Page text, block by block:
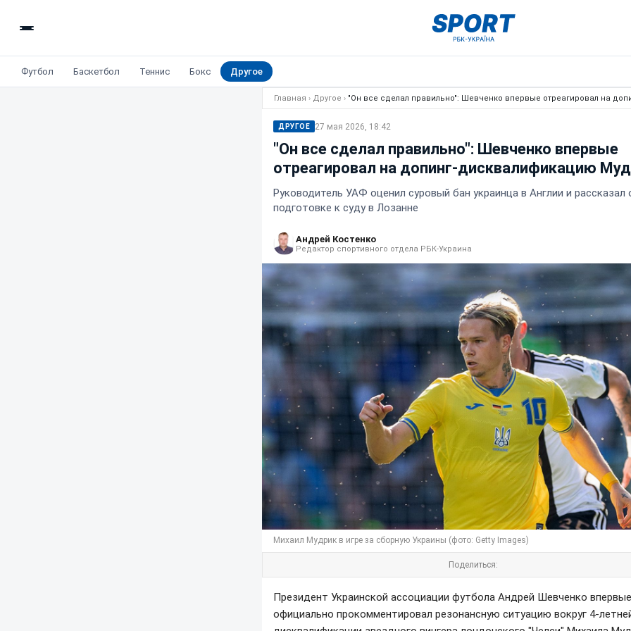
Футбол Баскетбол Теннис Бокс Другое
Главная › Другое › "Он все сделал правильно": Шевченко впервые отреагировал на
ДРУГОЕ 27 мая 2026, 18:42
"Он все сделал правильно": Шевченко впервые
отреагировал на допинг-дисквалификацию
Руководитель УАФ оценил суровый бан украинца в Англии и рассказал
подготовке к суду в Лозанне
Андрей Костенко
Редактор спортивного отдела РБК-Украина
Михаил Мудрик в игре за сборную Украины (фото: Getty Images)
Поделиться:
Президент Украинской ассоциации футбола Андрей Шевченко впервые
официально прокомментировал резонансную ситуацию вокруг 4-